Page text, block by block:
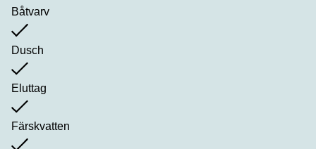
Båtvarv
Dusch
Eluttag
Färskvatten